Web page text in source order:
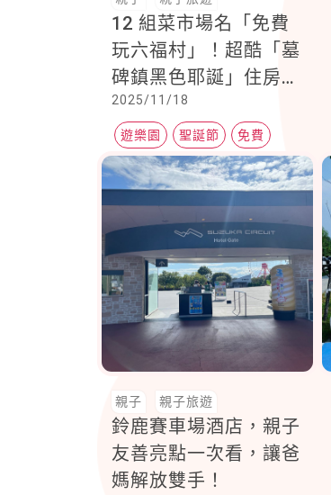
12 組菜市場名「免費
玩六福村」！超酷「墓
碑鎮黑色耶誕」住房專
案同步開跑
2025/11/18
遊樂園 聖誕節 免費
親子 親子旅遊
鈴鹿賽車場酒店，親子
友善亮點一次看，讓爸
媽解放雙手！